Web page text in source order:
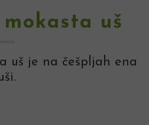
uš
uš je na češpljah ena